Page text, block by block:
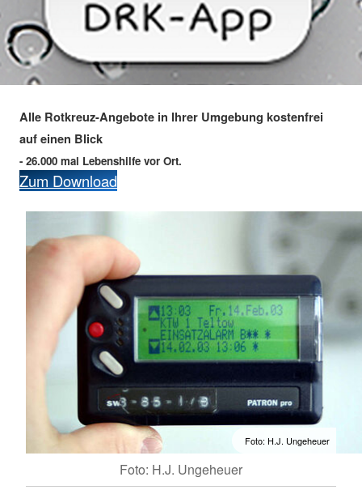
Alle Rotkreuz-Angebote in Ihrer Umgebung kostenfrei
auf einen Blick
- 26.000 mal Lebenshilfe vor Ort.
Zum Download
Foto: H.J. Ungeheuer
Foto: H.J. Ungeheuer